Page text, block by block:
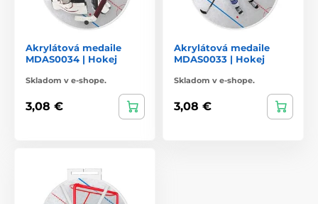
Akrylátová medaile
MDAS0034 | Hokej
Skladom v e-shope.
3,08 €
Akrylátová medaile
MDAS0033 | Hokej
Skladom v e-shope.
3,08 €